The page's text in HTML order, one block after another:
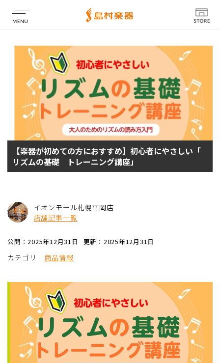
店舗情報
【楽器が初めての方におすすめ】初心者にやさしい「
リズムの基礎 トレーニング講座」
イオンモール札幌平岡店
店舗記事一覧
公開：2025年12月31日 更新：2025年12月31日
カテゴリ 商品情報